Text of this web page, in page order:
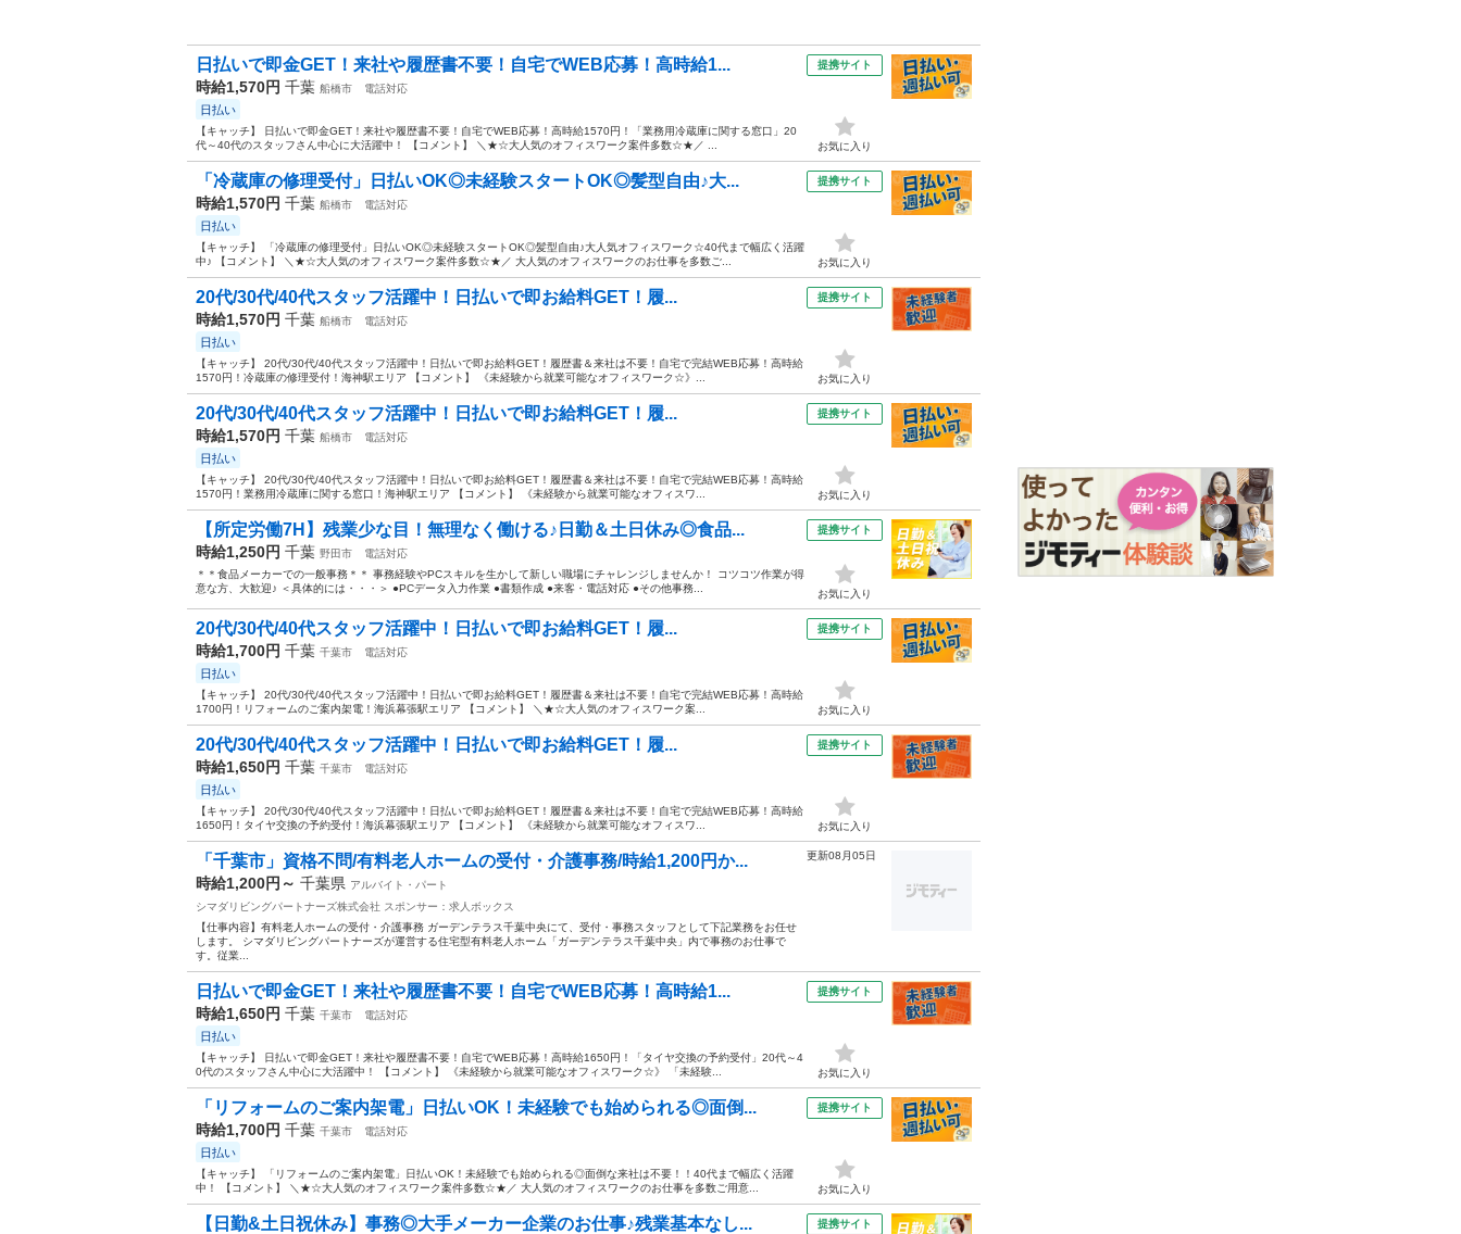
日払いで即金GET！来社や履歴書不要！自宅でWEB応募！高時給1...
時給1,570円 千葉 船橋市 電話対応
日払い
【キャッチ】 日払いで即金GET！来社や履歴書不要！自宅でWEB応募！高時給1570円！「業務用冷蔵庫に関する窓口」20
代～40代のスタッフさん中心に大活躍中！ 【コメント】 ＼★☆大人気のオフィスワーク案件多数☆★／ ...
提携サイト
お気に入り
「冷蔵庫の修理受付」日払いOK◎未経験スタートOK◎髪型自由♪大...
時給1,570円 千葉 船橋市 電話対応
日払い
【キャッチ】 「冷蔵庫の修理受付」日払いOK◎未経験スタートOK◎髪型自由♪大人気オフィスワーク☆40代まで幅広く活躍
中♪ 【コメント】 ＼★☆大人気のオフィスワーク案件多数☆★／ 大人気のオフィスワークのお仕事を多数ご...
提携サイト
お気に入り
20代/30代/40代スタッフ活躍中！日払いで即お給料GET！履...
時給1,570円 千葉 船橋市 電話対応
日払い
【キャッチ】 20代/30代/40代スタッフ活躍中！日払いで即お給料GET！履歴書＆来社は不要！自宅で完結WEB応募！高時給
1570円！冷蔵庫の修理受付！海神駅エリア 【コメント】 《未経験から就業可能なオフィスワーク☆》...
提携サイト
お気に入り
20代/30代/40代スタッフ活躍中！日払いで即お給料GET！履...
時給1,570円 千葉 船橋市 電話対応
日払い
【キャッチ】 20代/30代/40代スタッフ活躍中！日払いで即お給料GET！履歴書＆来社は不要！自宅で完結WEB応募！高時給
1570円！業務用冷蔵庫に関する窓口！海神駅エリア 【コメント】 《未経験から就業可能なオフィスワ...
提携サイト
お気に入り
【所定労働7H】残業少な目！無理なく働ける♪日勤＆土日休み◎食品...
時給1,250円 千葉 野田市
電話対応
＊＊食品メーカーでの一般事務＊＊ 事務経験やPCスキルを生かして新しい職場にチャレンジしませんか！ コツコツ作業が得
意な方、大歓迎♪ ＜具体的には・・・＞ ●PCデータ入力作業 ●書類作成 ●来客・電話対応 ●その他事務...
提携サイト
お気に入り
20代/30代/40代スタッフ活躍中！日払いで即お給料GET！履...
時給1,700円 千葉 千葉市 電話対応
日払い
【キャッチ】 20代/30代/40代スタッフ活躍中！日払いで即お給料GET！履歴書＆来社は不要！自宅で完結WEB応募！高時給
1700円！リフォームのご案内架電！海浜幕張駅エリア 【コメント】 ＼★☆大人気のオフィスワーク案...
提携サイト
お気に入り
20代/30代/40代スタッフ活躍中！日払いで即お給料GET！履...
時給1,650円 千葉 千葉市 電話対応
日払い
【キャッチ】 20代/30代/40代スタッフ活躍中！日払いで即お給料GET！履歴書＆来社は不要！自宅で完結WEB応募！高時給
1650円！タイヤ交換の予約受付！海浜幕張駅エリア 【コメント】 《未経験から就業可能なオフィスワ...
提携サイト
お気に入り
「千葉市」資格不問/有料老人ホームの受付・介護事務/時給1,200円か...
時給1,200円～ 千葉県 アルバイト・パート
シマダリビングパートナーズ株式会社 スポンサー：求人ボックス
【仕事内容】有料老人ホームの受付・介護事務 ガーデンテラス千葉中央にて、受付・事務スタッフとして下記業務をお任せ
します。 シマダリビングパートナーズが運営する住宅型有料老人ホーム「ガーデンテラス千葉中央」内で事務のお仕事で
す。従業...
更新08月05日
日払いで即金GET！来社や履歴書不要！自宅でWEB応募！高時給1...
時給1,650円 千葉 千葉市 電話対応
日払い
【キャッチ】 日払いで即金GET！来社や履歴書不要！自宅でWEB応募！高時給1650円！「タイヤ交換の予約受付」20代～4
0代のスタッフさん中心に大活躍中！ 【コメント】 《未経験から就業可能なオフィスワーク☆》 「未経験...
提携サイト
お気に入り
「リフォームのご案内架電」日払いOK！未経験でも始められる◎面倒...
時給1,700円 千葉 千葉市 電話対応
日払い
【キャッチ】 「リフォームのご案内架電」日払いOK！未経験でも始められる◎面倒な来社は不要！！40代まで幅広く活躍
中！ 【コメント】 ＼★☆大人気のオフィスワーク案件多数☆★／ 大人気のオフィスワークのお仕事を多数ご用意...
提携サイト
お気に入り
【日勤&土日祝休み】事務◎大手メーカー企業のお仕事♪残業基本なし... 提携サイト